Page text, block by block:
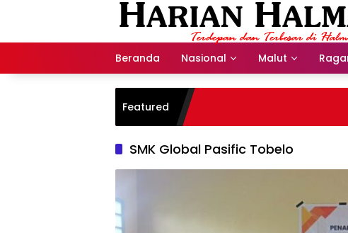
Beranda Nasional Malut
Featured
SMK Global Pasific Tobelo